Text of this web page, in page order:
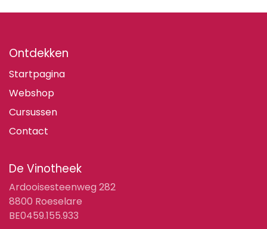
Ontdekken
Startpagina
Webshop
Cursussen
Contact
De Vinotheek
Ardooisesteenweg 282
8800 Roeselare
BE0459.155.933